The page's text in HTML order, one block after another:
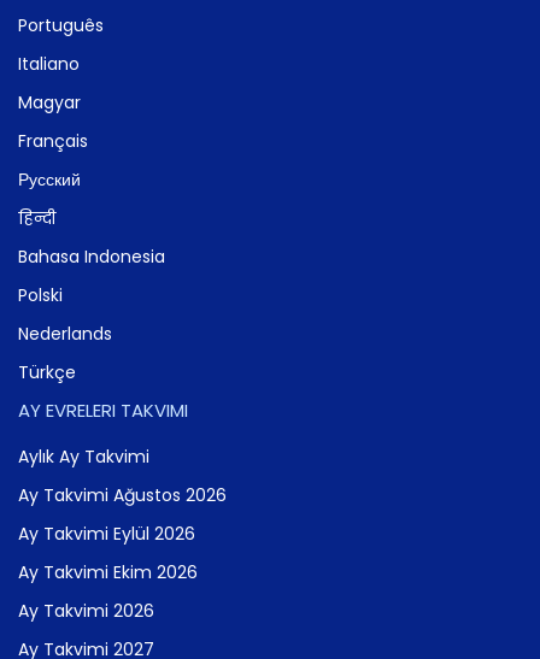
Português
Italiano
Magyar
Français
Русский
हिन्दी
Bahasa Indonesia
Polski
Nederlands
Türkçe
AY EVRELERI TAKVIMI
Aylık Ay Takvimi
Ay Takvimi Ağustos 2026
Ay Takvimi Eylül 2026
Ay Takvimi Ekim 2026
Ay Takvimi 2026
Ay Takvimi 2027